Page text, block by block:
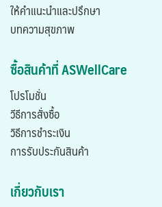
ให้คำแนะนำและปรึกษา
บทความสุขภาพ
ซื้อสินค้าที่ ASWellCare
โปรโมชั่น
วีธีการสั่งซื้อ
วิธีการชำระเงิน
การรับประกันสินค้า
เกี่ยวกับเรา